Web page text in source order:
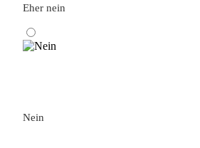
Eher nein
Nein